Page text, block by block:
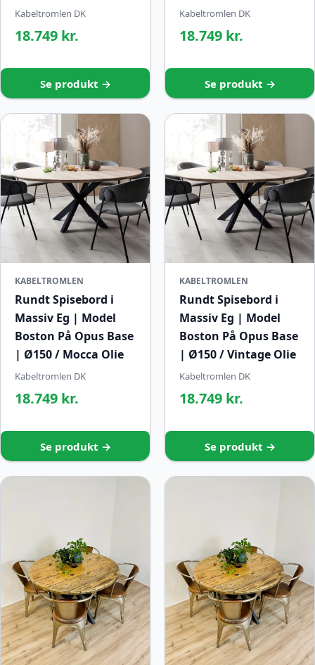
Kabeltromlen DK
18.749 kr.
Se produkt →
Kabeltromlen DK
18.749 kr.
Se produkt →
KABELTROMLEN
Rundt Spisebord i
Massiv Eg | Model
Boston På Opus Base
| Ø150 / Mocca Olie
Kabeltromlen DK
18.749 kr.
Se produkt →
KABELTROMLEN
Rundt Spisebord i
Massiv Eg | Model
Boston På Opus Base
| Ø150 / Vintage Olie
Kabeltromlen DK
18.749 kr.
Se produkt →